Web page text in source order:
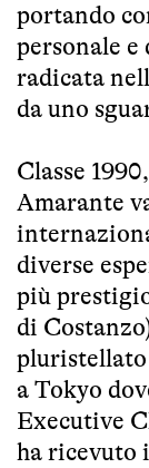
portando
personale
radicata
da uno
Classe
Amarante
diverse
più
di
pluristellato
a Tokyo
Executive
ha ricevuto